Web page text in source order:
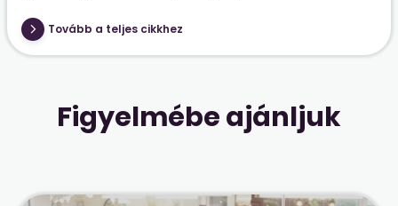
Tovább a teljes cikkhez
Figyelmébe ajánljuk